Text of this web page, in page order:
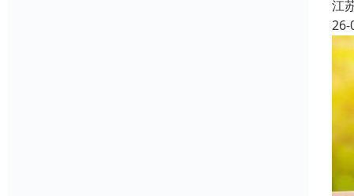
江
26-